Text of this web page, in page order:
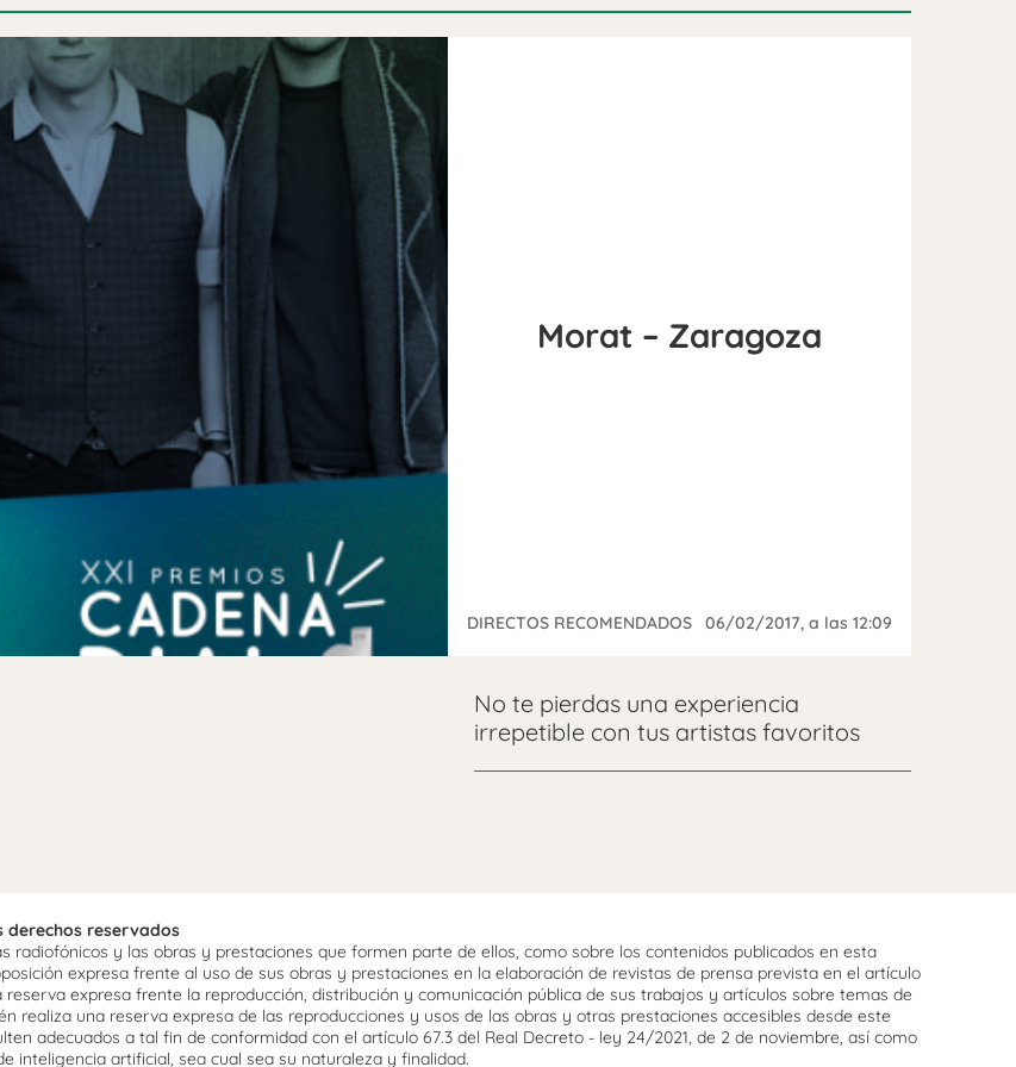
Morat – Zaragoza
DIRECTOS RECOMENDADOS 06/02/2017, a las 12:09
No te pierdas una experiencia
irrepetible con tus artistas favoritos
derechos reservados
y las obras y prestaciones que formen parte de ellos, como sobre los contenidos publicados en esta
expresa frente al uso de sus obras y prestaciones en la elaboración de revistas de prensa prevista en el artículo
reserva expresa frente la reproducción, distribución y comunicación pública de sus trabajos y artículos sobre temas de
realiza una reserva expresa de las reproducciones y usos de las obras y otras prestaciones accesibles desde este
adecuados a tal fin de conformidad con el artículo 67.3 del Real Decreto - ley 24/2021, de 2 de noviembre, así como
inteligencia artificial, sea cual sea su naturaleza y finalidad.